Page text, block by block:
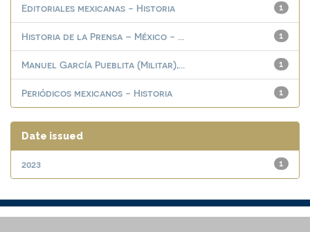
1
Editoriales mexicanas - Historia
1
Historia de la Prensa – México - ...
1
Manuel García Pueblita (Militar),...
1
Periódicos mexicanos - Historia
Date issued
1
2023